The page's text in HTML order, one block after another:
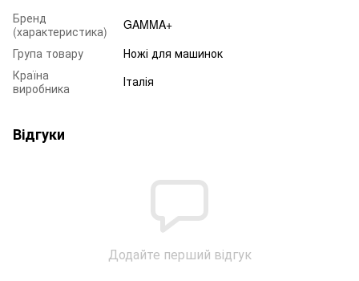
Бренд
(характеристика)
GAMMA+
Група товару
Ножі для машинок
Країна
виробника
Італія
Відгуки
Додайте перший відгук